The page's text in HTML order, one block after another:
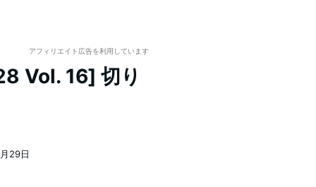
アフィリエイト広告を利用しています
Vol. 16] 切り
29日